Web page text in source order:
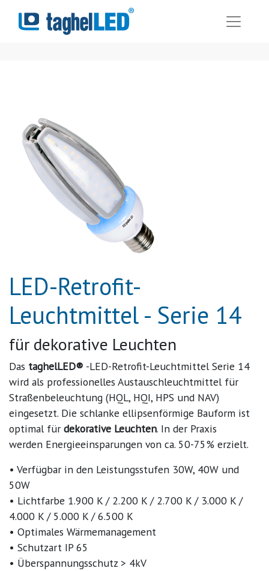
LED-Retrofit-
Leuchtmittel - Serie 14
für dekorative Leuchten
Das taghelLED® -LED-Retrofit-Leuchtmittel Serie 14
wird als professionelles Austauschleuchtmittel für
Straßenbeleuchtung (HQL, HQI, HPS und NAV)
eingesetzt. Die schlanke ellipsenförmige Bauform ist
optimal für dekorative Leuchten. In der Praxis
werden Energieeinsparungen von ca. 50-75% erzielt.
• Verfügbar in den Leistungsstufen 30W, 40W und
50W
• Lichtfarbe 1.900 K / 2.200 K / 2.700 K / 3.000 K /
4.000 K / 5.000 K / 6.500 K
• Optimales Wärmemanagement
• Schutzart IP 65
• Überspannungsschutz > 4kV